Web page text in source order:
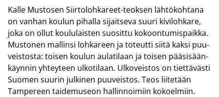
Kalle Mus­to­sen Siirtolohkareet-​teoksen läh­tö­koh­ta­na
on van­han kou­lun pi­hal­la si­jait­se­va suuri ki­vi­loh­ka­re,
joka on ollut kou­lu­lais­ten suo­sit­tu ko­koon­tu­mis­paik­ka.
Mus­to­nen mal­lin­si loh­ka­reen ja to­teut­ti siitä kaksi puu­
veis­tos­ta: toi­sen kou­lun au­la­ti­laan ja toi­sen pää­si­sään­
käyn­nin yh­tey­teen ul­ko­ti­laan. Ul­ko­veis­tos on tiet­tä­väs­ti
Suo­men suu­rin jul­ki­nen puu­veis­tos. Teos lii­te­tään
Tam­pe­reen tai­de­museon hal­lin­noi­miin ko­koel­miin.